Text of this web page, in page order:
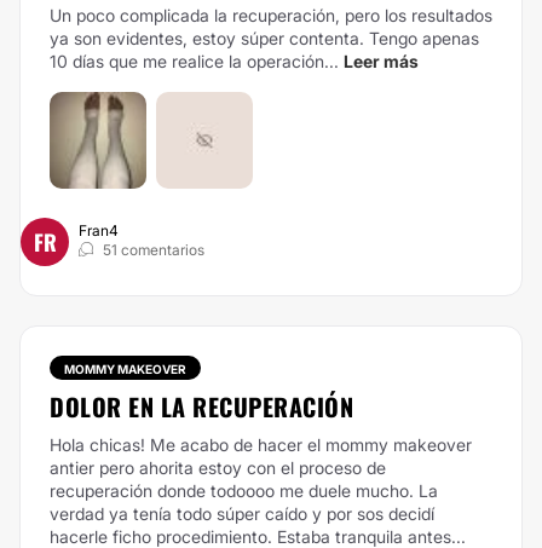
Un poco complicada la recuperación, pero los resultados
ya son evidentes, estoy súper contenta. Tengo apenas
10 días que me realice la operación... Leer más
FR
Fran4
51 comentarios
MOMMY MAKEOVER
DOLOR EN LA RECUPERACIÓN
Hola chicas! Me acabo de hacer el mommy makeover
antier pero ahorita estoy con el proceso de
recuperación donde todoooo me duele mucho. La
verdad ya tenía todo súper caído y por sos decidí
hacerle ficho procedimiento. Estaba tranquila antes...